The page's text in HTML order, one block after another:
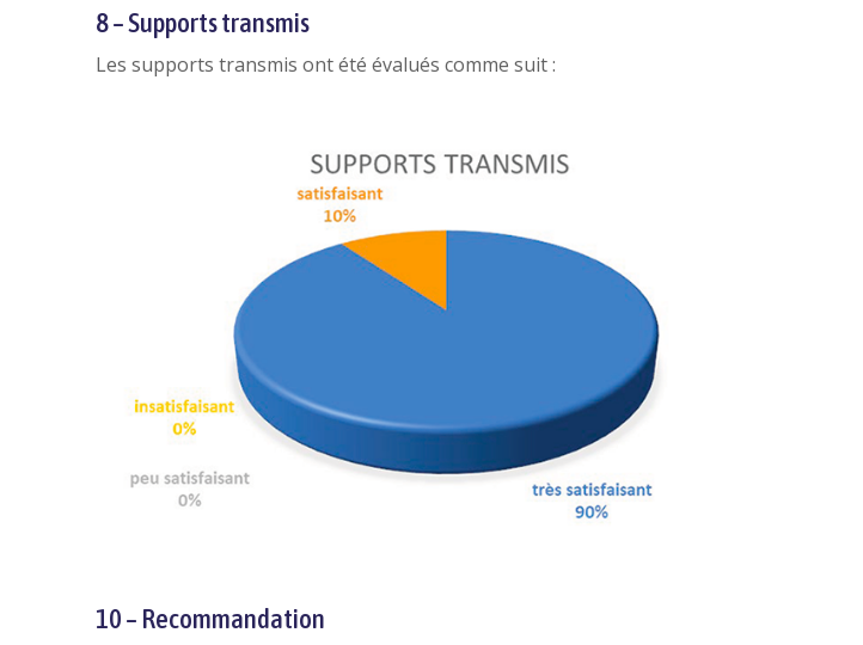
8 – Supports transmis
Les supports transmis ont été évalués comme suit :
10 – Recommandation